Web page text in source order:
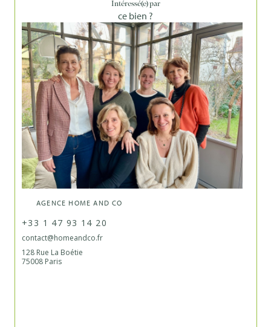
Intéressé(e) par
ce bien ?
AGENCE HOME AND CO
+33 1 47 93 14 20
contact@homeandco.fr
128 Rue La Boétie
75008 Paris